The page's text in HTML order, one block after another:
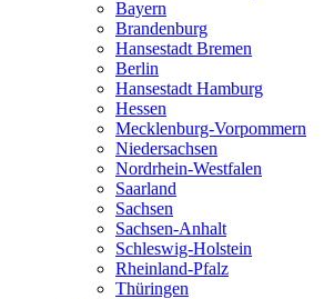
Bayern
Brandenburg
Hansestadt Bremen
Berlin
Hansestadt Hamburg
Hessen
Mecklenburg-Vorpommern
Niedersachsen
Nordrhein-Westfalen
Saarland
Sachsen
Sachsen-Anhalt
Schleswig-Holstein
Rheinland-Pfalz
Thüringen